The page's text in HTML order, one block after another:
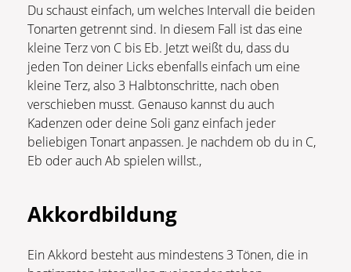
Du schaust einfach, um welches Intervall die beiden
Tonarten getrennt sind. In diesem Fall ist das eine
kleine Terz von C bis Eb. Jetzt weißt du, dass du
jeden Ton deiner Licks ebenfalls einfach um eine
kleine Terz, also 3 Halbtonschritte, nach oben
verschieben musst. Genauso kannst du auch
Kadenzen oder deine Soli ganz einfach jeder
beliebigen Tonart anpassen. Je nachdem ob du in C,
Eb oder auch Ab spielen willst.,
Akkordbildung
Ein Akkord besteht aus mindestens 3 Tönen, die in